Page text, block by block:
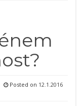
Posted on 12.1.2016